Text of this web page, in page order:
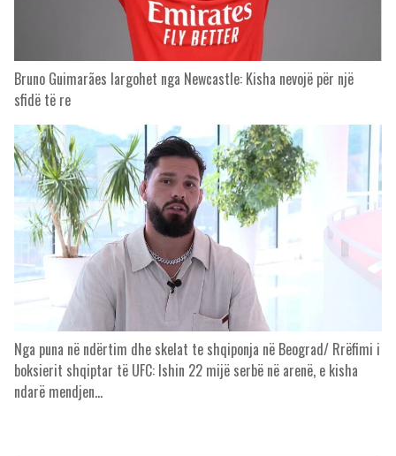
Bruno Guimarães largohet nga Newcastle: Kisha nevojë për një
sfidë të re
Nga puna në ndërtim dhe skelat te shqiponja në Beograd/ Rrëfimi i
boksierit shqiptar të UFC: Ishin 22 mijë serbë në arenë, e kisha
ndarë mendjen…